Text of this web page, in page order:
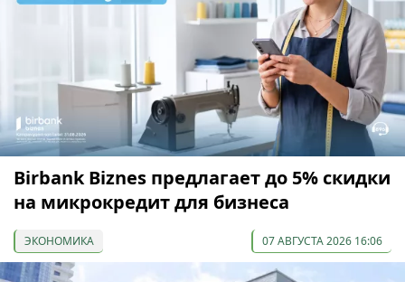
Birbank Biznes предлагает до 5% скидки
на микрокредит для бизнеса
ЭКОНОМИКА 07 АВГУСТА 2026 16:06